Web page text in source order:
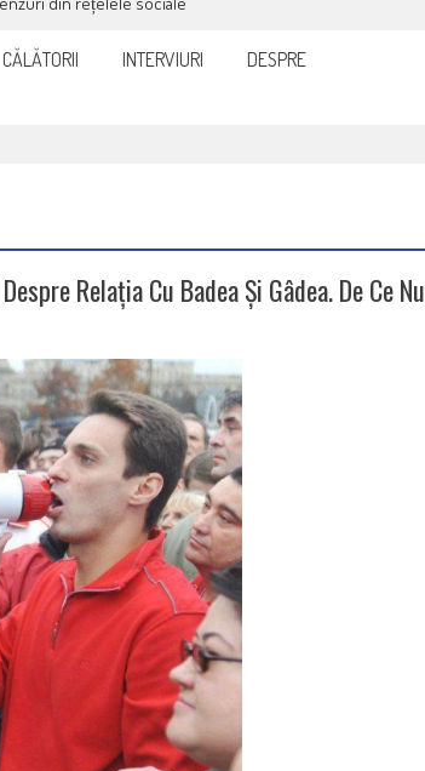
CĂLĂTORII INTERVIURI DESPRE
Relația Cu Badea Și Gâdea. De Ce Nu